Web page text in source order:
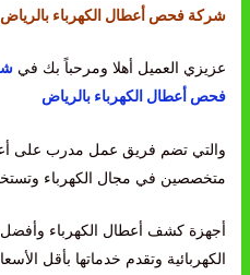
شركة فحص أعطال الكهرباء بالرياض
عزيزي العميل أهلا ومرحباً بك في
فحص أعطال الكهرباء بالرياض
والتي تضم فريق عمل مدرب على
متخصصين في مجال الكهرباء
أجهزة كشف أعطال الكهرباء
الكهربائية وتقدم خدماتها بأقل